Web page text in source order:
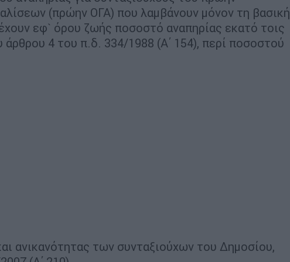
(πρώην ΟΓΑ) που λαμβάνουν μόνον τη βασική
εφ` όρου ζωής ποσοστό αναπηρίας εκατό τοις
άρθρου 4 του π.δ. 334/1988 (Α΄ 154), περί ποσοστού
ανικανότητας των συνταξιούχων του Δημοσίου,